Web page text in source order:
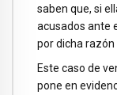
saben que, si
acusados ante
por dicha razón
Este caso de
pone en